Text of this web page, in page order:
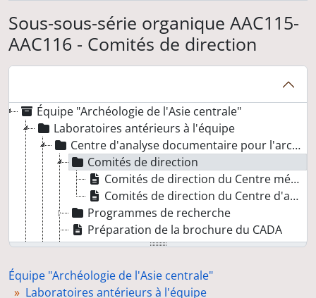
Sous-sous-série organique AAC115-
AAC116 - Comités de direction
Équipe "Archéologie de l'Asie centrale"
Laboratoires antérieurs à l'équipe
Centre d'analyse documentaire pour l'archéologie
Comités de direction
Comités de direction du Centre mécanographique de documentation archéologique (CNRS, Institut français d'archéologie, Beyrouth)
Comités de direction du Centre d'analyse documentaire pour l'archéologie
Programmes de recherche
Préparation de la brochure du CADA
Congrès
De l'URA 10 à l'UPR 315
Équipe "Archéologie de l'Asie centrale"
Laboratoires antérieurs à l'équipe